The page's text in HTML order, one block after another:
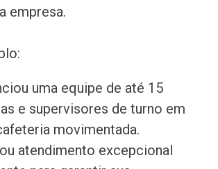
empresa.
uma equipe de até 15
e supervisores de turno em
movimentada.
atendimento excepcional